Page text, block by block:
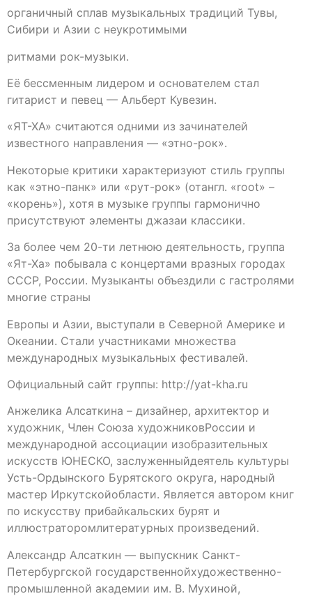
органичный сплав музыкальных традиций Тувы,
Сибири и Азии с неукротимыми
ритмами рок-музыки.
Её бессменным лидером и основателем стал
гитарист и певец — Альберт Кувезин.
«ЯТ-ХА» считаются одними из зачинателей
известного направления — «этно-рок».
Некоторые критики характеризуют стиль группы
как «этно-панк» или «рут-рок» (отангл. «root» –
«корень»), хотя в музыке группы гармонично
присутствуют элементы джазаи классики.
За более чем 20-ти летнюю деятельность, группа
«Ят-Ха» побывала с концертами вразных городах
СССР, России. Музыканты объездили с гастролями
многие страны
Европы и Азии, выступали в Северной Америке и
Океании. Стали участниками множества
международных музыкальных фестивалей.
Официальный сайт группы: http://yat-kha.ru
Анжелика Алсаткина – дизайнер, архитектор и
художник, Член Союза художниковРоссии и
международной ассоциации изобразительных
искусств ЮНЕСКО, заслуженныйдеятель культуры
Усть-Ордынского Бурятского округа, народный
мастер Иркутскойобласти. Является автором книг
по искусству прибайкальских бурят и
иллюстраторомлитературных произведений.
Александр Алсаткин — выпускник Санкт-
Петербургской государственнойхудожественно-
промышленной академии им. В. Мухиной,